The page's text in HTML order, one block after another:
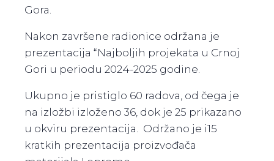
Gora.
Nakon završene radionice održana je
prezentacija “Najboljih projekata u Crnoj
Gori u periodu 2024-2025 godine.
Ukupno je pristiglo 60 radova, od čega je
na izložbi izloženo 36, dok je 25 prikazano
u okviru prezentacija. Održano je i15
kratkih prezentacija proizvođača